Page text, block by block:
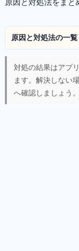
原因と対処法をまと
原因と対処法の一覧
対処の結果はアプ
ます。解決しない
へ確認しましょう。